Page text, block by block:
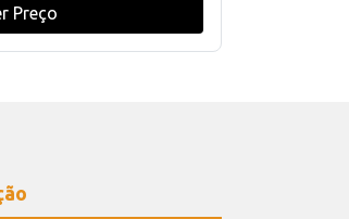
Preço